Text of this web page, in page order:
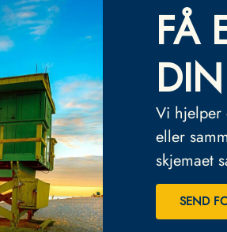
FÅ
Vi hjelper
eller
skjemaet
SEND